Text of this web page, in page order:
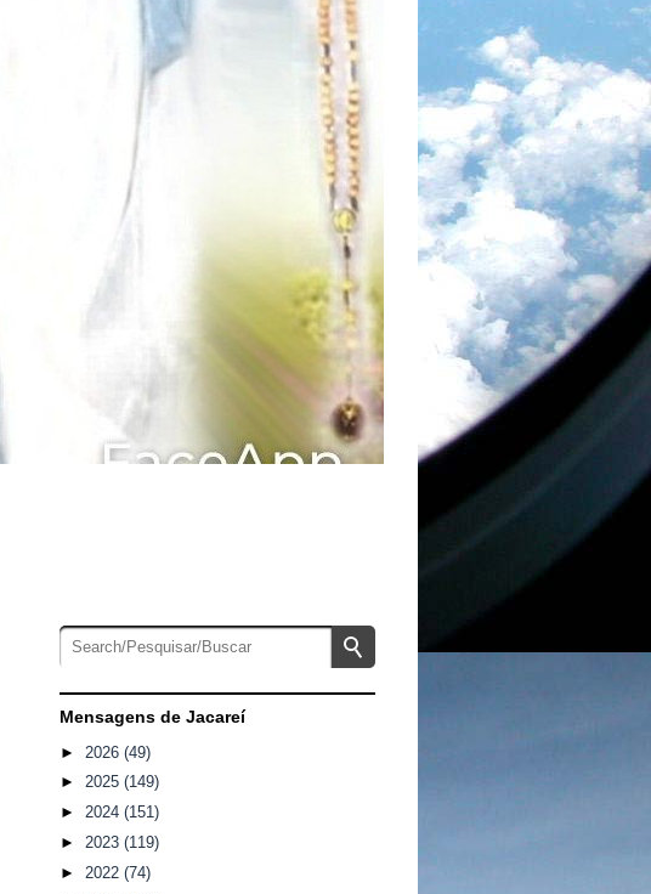
Mensagens de Jacareí
► 2026 (49)
► 2025 (149)
► 2024 (151)
► 2023 (119)
► 2022 (74)